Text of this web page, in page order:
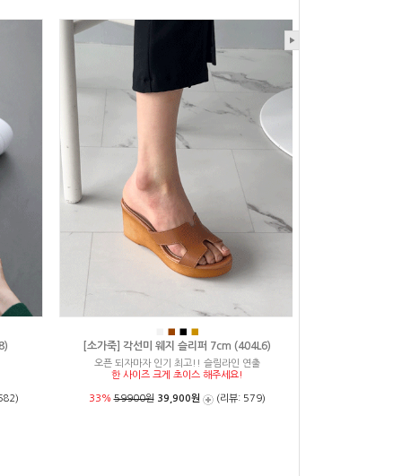
■ ■ ■
[소가죽] 각선미 웨지 슬리퍼 7cm (404L6)
오픈 되자마자 인기 최고!! 슬림라인 연출
한 사이즈 크게 초이스 해주세요!
33%59900원 39,900원 (리뷰: 579)